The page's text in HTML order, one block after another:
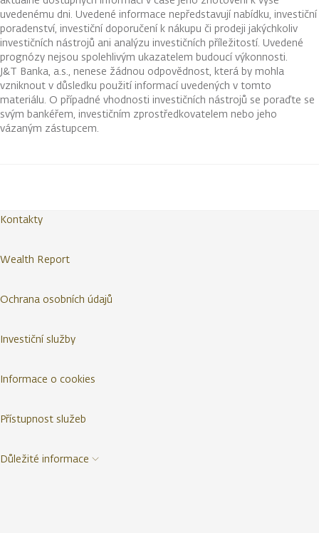
uvedenému dni. Uvedené informace nepředstavují nabídku, investiční
poradenství, investiční doporučení k nákupu či prodeji jakýchkoliv
investičních nástrojů ani analýzu investičních příležitostí. Uvedené
prognózy nejsou spolehlivým ukazatelem budoucí výkonnosti.
J&T Banka, a.s., nenese žádnou odpovědnost, která by mohla
vzniknout v důsledku použití informací uvedených v tomto
materiálu. O případné vhodnosti investičních nástrojů se poraďte se
svým bankéřem, investičním zprostředkovatelem nebo jeho
vázaným zástupcem.
Kontakty
Wealth Report
Ochrana osobních údajů
Investiční služby
Informace o cookies
Přístupnost služeb
Důležité informace